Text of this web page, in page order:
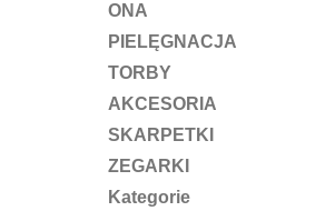
ONA
PIELĘGNACJA
TORBY
AKCESORIA
SKARPETKI
ZEGARKI
Kategorie